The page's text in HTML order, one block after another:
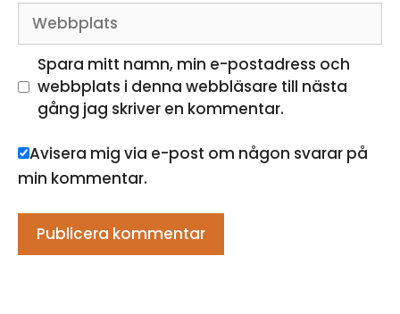
Webbplats
Spara mitt namn, min e-postadress och
webbplats i denna webbläsare till nästa
gång jag skriver en kommentar.
Avisera mig via e-post om någon svarar på
min kommentar.